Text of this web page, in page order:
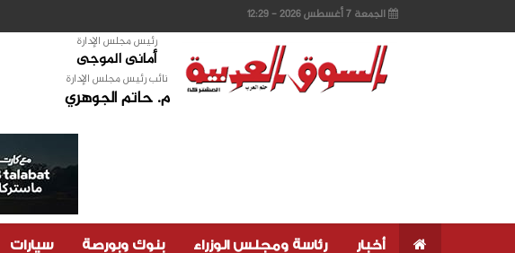
الجمعة 7 أغسطس 2026 - 12:29
رئيس مجلس الإدارة
أمانى الموجى
نائب رئيس مجلس الإدارة
م. حاتم الجوهري
أخبار رئاسة ومجلس الوزراء بنوك وبورصة سيارات